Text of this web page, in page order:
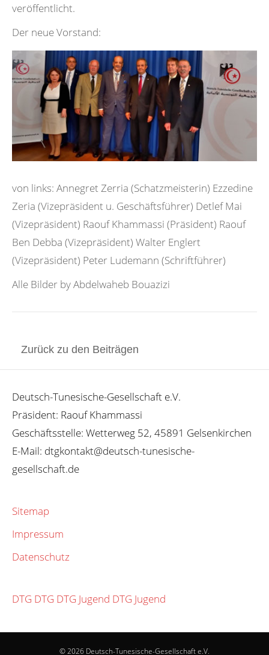
veröffentlicht.
Der neue Vorstand:
von links: Annegret Zerria (Schatzmeisterin) Ezzedine
Zeria (Vizepräsident u. Geschäftsführer) Detlef Mai
(Vizepräsident) Raouf Khammassi (Präsident) Raouf
Ben Debba (Vizepräsident) Walter Englert
(Vizepräsident) Peter Ludemann (Schriftführer)
Alle Bilder by Abdelwaheb Bouazizi
Zurück zu den Beiträgen
Deutsch-Tunesische-Gesellschaft e.V.
Präsident: Raouf Khammassi
Geschäftsstelle: Wetterweg 52, 45891 Gelsenkirchen
E-Mail: dtgkontakt@deutsch-tunesische-
gesellschaft.de
Sitemap
Impressum
Datenschutz
DTG DTG DTG Jugend DTG Jugend
© 2026 Deutsch-Tunesische-Gesellschaft e.V.